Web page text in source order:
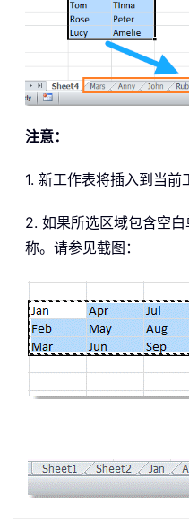
注意：
1. 新工作表将插入到当前
2. 如果所选区域包含空
称。请参见截图：